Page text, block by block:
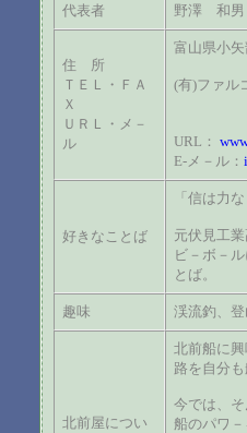
代表者 野澤 和男
住 所
ＴＥＬ・ＦＡ
Ｘ
ＵＲＬ・メ－
ル
富山県小
(有)ファ
URL：
E-メ－ル：
好きなことば
「信は力
元伏見工
ビ－ボ－
とば。
趣味 渓流釣、
北前屋につい
北前船に
路を自分
今では、
船のパワ